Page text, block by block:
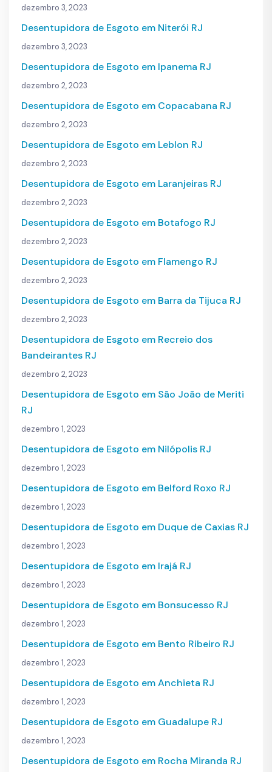
dezembro 3, 2023
Desentupidora de Esgoto em Niterói RJ
dezembro 3, 2023
Desentupidora de Esgoto em Ipanema RJ
dezembro 2, 2023
Desentupidora de Esgoto em Copacabana RJ
dezembro 2, 2023
Desentupidora de Esgoto em Leblon RJ
dezembro 2, 2023
Desentupidora de Esgoto em Laranjeiras RJ
dezembro 2, 2023
Desentupidora de Esgoto em Botafogo RJ
dezembro 2, 2023
Desentupidora de Esgoto em Flamengo RJ
dezembro 2, 2023
Desentupidora de Esgoto em Barra da Tijuca RJ
dezembro 2, 2023
Desentupidora de Esgoto em Recreio dos
Bandeirantes RJ
dezembro 2, 2023
Desentupidora de Esgoto em São João de Meriti
RJ
dezembro 1, 2023
Desentupidora de Esgoto em Nilópolis RJ
dezembro 1, 2023
Desentupidora de Esgoto em Belford Roxo RJ
dezembro 1, 2023
Desentupidora de Esgoto em Duque de Caxias RJ
dezembro 1, 2023
Desentupidora de Esgoto em Irajá RJ
dezembro 1, 2023
Desentupidora de Esgoto em Bonsucesso RJ
dezembro 1, 2023
Desentupidora de Esgoto em Bento Ribeiro RJ
dezembro 1, 2023
Desentupidora de Esgoto em Anchieta RJ
dezembro 1, 2023
Desentupidora de Esgoto em Guadalupe RJ
dezembro 1, 2023
Desentupidora de Esgoto em Rocha Miranda RJ